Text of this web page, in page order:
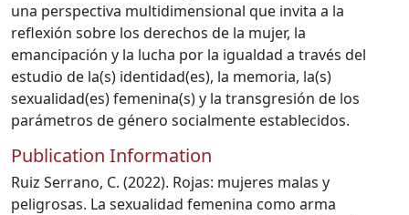
una perspectiva multidimensional que invita a la
reflexión sobre los derechos de la mujer, la
emancipación y la lucha por la igualdad a través del
estudio de la(s) identidad(es), la memoria, la(s)
sexualidad(es) femenina(s) y la transgresión de los
parámetros de género socialmente establecidos.
Publication Information
Ruiz Serrano, C. (2022). Rojas: mujeres malas y
peligrosas. La sexualidad femenina como arma